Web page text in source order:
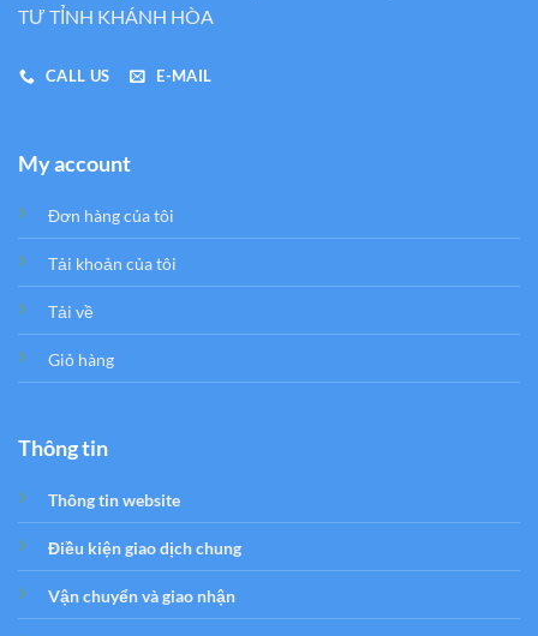
TƯ TỈNH KHÁNH HÒA
CALL US E-MAIL
My account
Đơn hàng của tôi
Tải khoản của tôi
Tải về
Giỏ hàng
Thông tin
Thông tin website
Điều kiện giao dịch chung
Vận chuyển và giao nhận